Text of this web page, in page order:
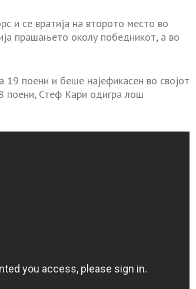
и се вратија на второто место во
прашањето околу победникот, а во
поени и беше најефикасен во својот
поени, Стеф Кари одигра лош